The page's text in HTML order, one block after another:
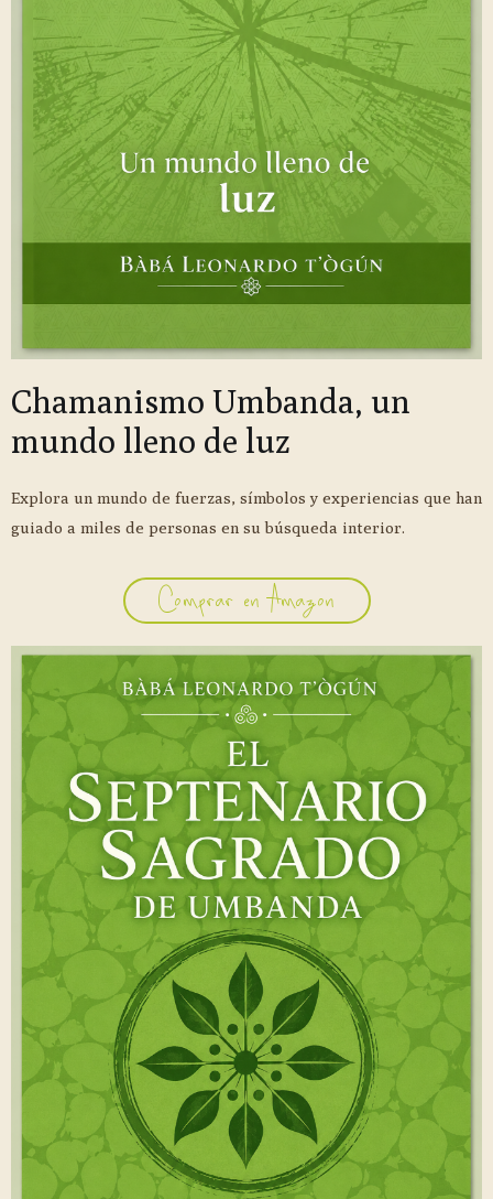
Chamanismo Umbanda, un
mundo lleno de luz
Explora un mundo de fuerzas, símbolos y experiencias que han
guiado a miles de personas en su búsqueda interior.
Comprar en Amazon